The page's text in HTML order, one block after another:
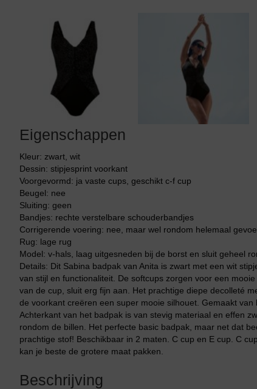
Eigenschappen
Kleur: zwart, wit
Dessin: stipjesprint voorkant
Voorgevormd: ja vaste cups, geschikt c-f cup
Beugel: nee
Sluiting: geen
Bandjes: rechte verstelbare schouderbandjes
Corrigerende voering: nee, maar wel rondom helemaal
Rug: lage rug
Model: v-hals, laag uitgesneden bij de borst en sluit geheel
Details: Dit Sabina badpak van Anita is zwart met een wit
van stijl en functionaliteit. De softcups zorgen voor een
van de cup, sluit erg fijn aan. Het prachtige diepe decolleté
de voorkant creëren een super mooie silhouet. Gemaakt
Achterkant van het badpak is van stevig materiaal en effen
rondom de billen. Het perfecte basic badpak, maar net dat
prachtige stof! Beschikbaar in 2 maten. C cup en E cup. C
kan je beste de grotere maat pakken.
Beschrijving